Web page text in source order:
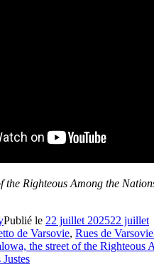
the Righteous Among the
Publié le 22 juillet 202522 juillet
de Varsovie, Rues de Varsovie
the street of the Righteous